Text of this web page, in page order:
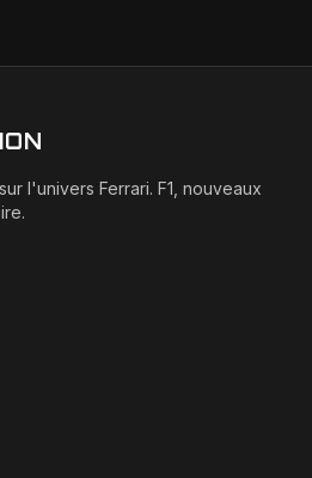
l'univers Ferrari. F1, nouveaux